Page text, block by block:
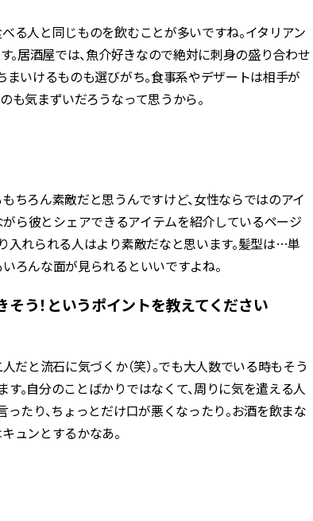
る人と同じものを飲むことが多いですね。イタリアン
。居酒屋では、魚介好きなので絶対に刺身の盛り合わせ
まいけるものも選びがち。食事系やデザートは相手が
も気まずいだろうなって思うから。
ちろん素敵だと思うんですけど、女性ならではのアイ
がら彼とシェアできるアイテムを紹介しているページ
入れられる人はより素敵だなと思います。髪型は…単
ろんな面が見られるといいですよね。
う！というポイントを教えてください
だと流石に気づくか（笑）。でも大人数でいる時もそう
。自分のことばかりではなくて、周りに気を遣える人
たり、ちょっとだけ口が悪くなったり。お酒を飲まな
ュンとするかなあ。